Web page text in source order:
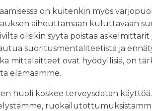
on kuitenkin myös
aiheuttamaan kuluttavaan
olisikin syytä poistaa
suoritusmentaliteetista ja
mittalaitteet ovat hyödyllisiä, on
elämäämme.
huoli koskee terveysdatan